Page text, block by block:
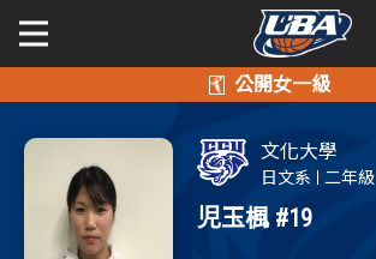
公開男一級
學年度
賽事資訊
賽程表
公開女一級
學年度
賽事資訊
賽程表
文化大學
日文系 二年級
児玉楓 #19